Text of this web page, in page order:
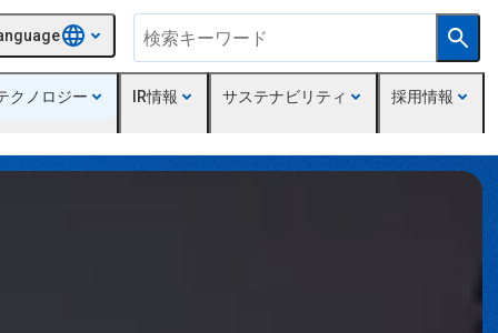
クノロジー IR情報 サステナビリティ 採用情報